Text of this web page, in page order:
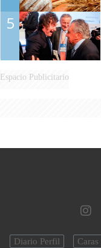
5
Espacio Publicitario
Diario Perfil Caras